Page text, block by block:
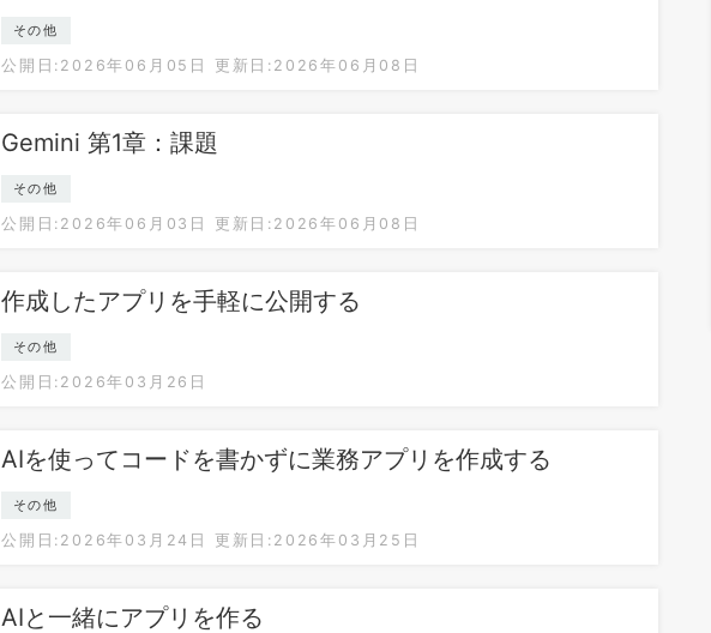
その他
公開日:2026年06月05日 更新日:2026年06月08日
Gemini 第1章：課題
その他
公開日:2026年06月03日 更新日:2026年06月08日
作成したアプリを手軽に公開する
その他
公開日:2026年03月26日
AIを使ってコードを書かずに業務アプリを作成する
その他
公開日:2026年03月24日 更新日:2026年03月25日
AIと一緒にアプリを作る